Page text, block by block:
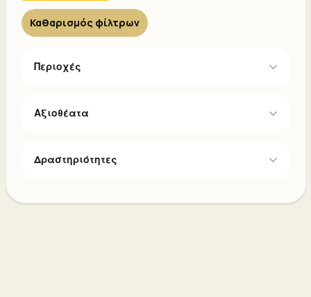
Καθαρισμός φίλτρων
Περιοχές
Αξιοθέατα
Δραστηριότητες